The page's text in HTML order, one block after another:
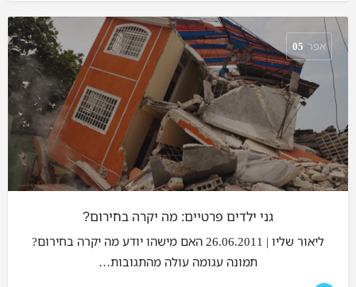
אפר 05
גני ילדים פרטיים: מה יקרה בחירום?
ליאור שליו | 26.06.2011 האם מישהו יודע מה יקרה בחירום?
תמונה עגומה עולה מהתגובות…